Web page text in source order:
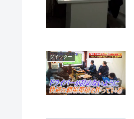
ツイッター